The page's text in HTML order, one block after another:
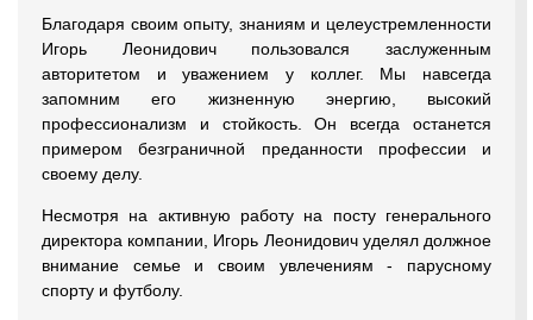
Благодаря своим опыту, знаниям и целеустремленности
Игорь Леонидович пользовался заслуженным
авторитетом и уважением у коллег. Мы навсегда
запомним его жизненную энергию, высокий
профессионализм и стойкость. Он всегда останется
примером безграничной преданности профессии и
своему делу.
Несмотря на активную работу на посту генерального
директора компании, Игорь Леонидович уделял должное
внимание семье и своим увлечениям - парусному
спорту и футболу.